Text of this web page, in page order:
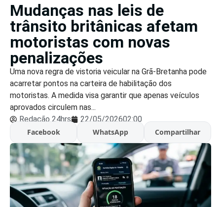
Mudanças nas leis de
trânsito britânicas afetam
motoristas com novas
penalizações
Uma nova regra de vistoria veicular na Grã-Bretanha pode
acarretar pontos na carteira de habilitação dos
motoristas. A medida visa garantir que apenas veículos
aprovados circulem nas...
Redação 24hrs
22/05/202602:00
Facebook
WhatsApp Compartilhar